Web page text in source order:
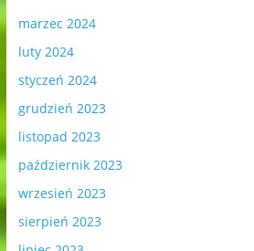
marzec 2024
luty 2024
styczeń 2024
grudzień 2023
listopad 2023
październik 2023
wrzesień 2023
sierpień 2023